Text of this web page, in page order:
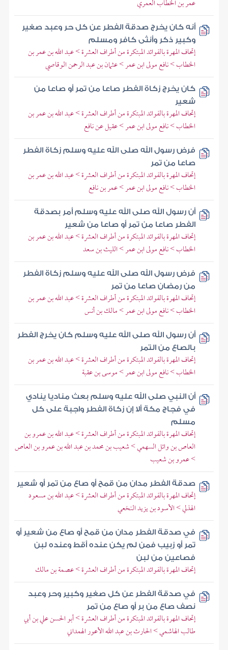
عمر بن الخطاب العمري
أنه كان يخرج صدقة الفطر عن كل حر وعبد صغير
وكبير ذكر وأنثى كافر ومسلم
إتحاف المهرة بالفوائد المبتكرة من أطراف العشرة > عبد الله بن عمر بن
الخطاب > نافع مولى ابن عمر > عثمان بن عبد الرحمن الوقاصي
كان يخرج زكاة الفطر صاعا من تمر أو صاعا من
شعير
إتحاف المهرة بالفوائد المبتكرة من أطراف العشرة > عبد الله بن عمر بن
الخطاب > نافع مولى ابن عمر > عقيل عن نافع
فرض رسول الله صلى الله عليه وسلم زكاة الفطر
صاعا من تمر
إتحاف المهرة بالفوائد المبتكرة من أطراف العشرة > عبد الله بن عمر بن
الخطاب > نافع مولى ابن عمر > عمر بن نافع
أن رسول الله صلى الله عليه وسلم أمر بصدقة
الفطر صاعا من تمر أو صاعا من شعير
إتحاف المهرة بالفوائد المبتكرة من أطراف العشرة > عبد الله بن عمر بن
الخطاب > نافع مولى ابن عمر > الليث بن سعد
فرض رسول الله صلى الله عليه وسلم زكاة الفطر
من رمضان صاعا من تمر
إتحاف المهرة بالفوائد المبتكرة من أطراف العشرة > عبد الله بن عمر بن
الخطاب > نافع مولى ابن عمر > مالك بن أنس
أن رسول الله صلى الله عليه وسلم كان يخرج الفطر
بالصاع من التمر
إتحاف المهرة بالفوائد المبتكرة من أطراف العشرة > عبد الله بن عمر بن
الخطاب > نافع مولى ابن عمر > موسى بن عقبة
أن النبي صلى الله عليه وسلم بعث مناديا ينادي
في فجاج مكة ألا إن زكاة الفطر واجبة على كل
مسلم
إتحاف المهرة بالفوائد المبتكرة من أطراف العشرة > عبد الله بن عمرو بن
العاص بن وائل السهمي > شعيب بن محمد بن عبد الله بن عمرو بن العاص
> عمرو بن شعيب
صدقة الفطر مدان من قمح أو صاع من تمر أو شعير
إتحاف المهرة بالفوائد المبتكرة من أطراف العشرة > عبد الله بن مسعود
الهذلي > الأسود بن يزيد النخعي
في صدقة الفطر مدان من قمح أو صاع من شعير أو
تمر أو زبيب فمن لم يكن عنده أقط وعنده لبن
فصاعين من لبن
إتحاف المهرة بالفوائد المبتكرة من أطراف العشرة > عصمة بن مالك
في صدقة الفطر عن كل صغير وكبير وحر وعبد
نصف صاع من بر أو صاع من تمر
إتحاف المهرة بالفوائد المبتكرة من أطراف العشرة > أبو الحسن علي بن أبي
طالب الهاشمي > الحارث بن عبد الله الأعور الهمداني